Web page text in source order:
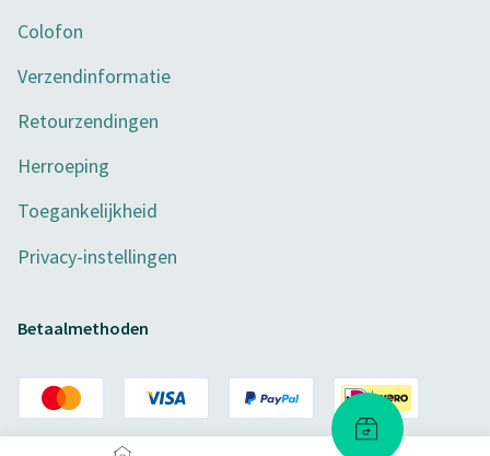
Colofon
Verzendinformatie
Retourzendingen
Herroeping
Toegankelijkheid
Privacy-instellingen
Betaalmethoden